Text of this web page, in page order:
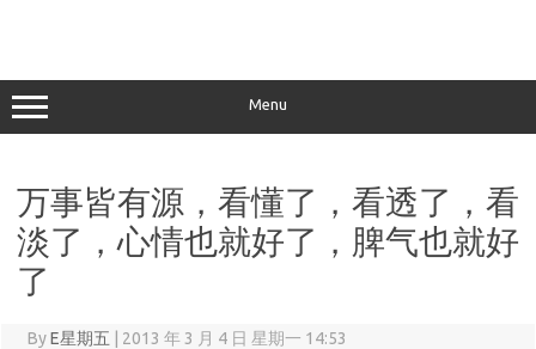
Menu
万事皆有源，看懂了，看透了，看
淡了，心情也就好了，脾气也就好
了
ByE星期五 2013 年 3 月 4 日 星期一 14:53